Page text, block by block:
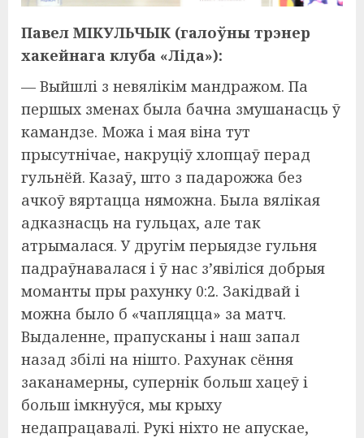
Павел МІКУЛЬЧЫК (галоўны трэнер
хакейнага клуба «Ліда»):
— Выйшлі з невялікім мандражом. Па
першых зменах была бачна змушанасць ў
камандзе. Можа і мая віна тут
прысутнічае, накруціў хлопцаў перад
гульнёй. Казаў, што з падарожжа без
ачкоў вяртацца няможна. Была вялікая
адказнасць на гульцах, але так
атрымалася. У другім перыядзе гульня
падраўнавалася і ў нас з’явіліся добрыя
моманты пры рахунку 0:2. Закідвай і
можна было б «чапляцца» за матч.
Выдаленне, прапусканы і наш запал
назад збілі на нішто. Рахунак сёння
заканамерны, супернік больш хацеў і
больш імкнуўся, мы крыху
недапрацавалі. Рукі ніхто не апускае,